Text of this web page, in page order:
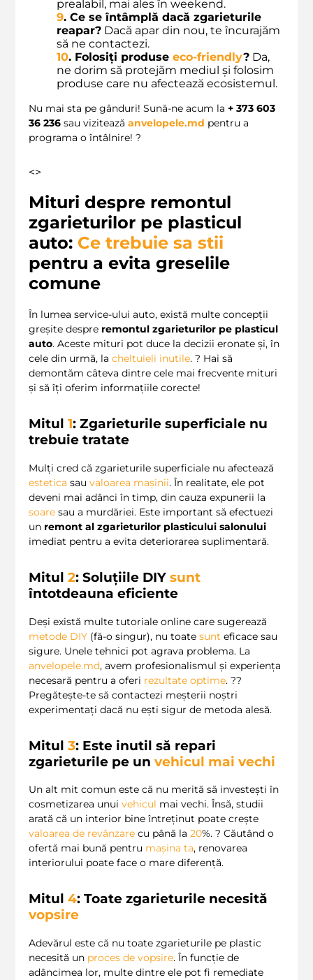
prealabil, mai ales în weekend.
9. Ce se întâmplă dacă zgarieturile
reapar? Dacă apar din nou, te încurajăm
să ne contactezi.
10. Folosiți produse eco-friendly? Da,
ne dorim să protejăm mediul și folosim
produse care nu afectează ecosistemul.
Nu mai sta pe gânduri! Sună-ne acum la + 373 603
36 236 sau vizitează anvelopele.md pentru a
programa o întâlnire! ?
<>
Mituri despre remontul
zgarieturilor pe plasticul
auto: Ce trebuie sa stii
pentru a evita greselile
comune
În lumea service-ului auto, există multe concepții
greșite despre remontul zgarieturilor pe plasticul
auto. Aceste mituri pot duce la decizii eronate și, în
cele din urmă, la cheltuieli inutile. ? Hai să
demontăm câteva dintre cele mai frecvente mituri
și să îți oferim informațiile corecte!
Mitul 1: Zgarieturile superficiale nu
trebuie tratate
Mulți cred că zgarieturile superficiale nu afectează
estetica sau valoarea mașinii. În realitate, ele pot
deveni mai adânci în timp, din cauza expunerii la
soare sau a murdăriei. Este important să efectuezi
un remont al zgarieturilor plasticului salonului
imediat pentru a evita deteriorarea suplimentară.
Mitul 2: Soluțiile DIY sunt
întotdeauna eficiente
Deși există multe tutoriale online care sugerează
metode DIY (fă-o singur), nu toate sunt eficace sau
sigure. Unele tehnici pot agrava problema. La
anvelopele.md, avem profesionalismul și experiența
necesară pentru a oferi rezultate optime. ?‍?
Pregătește-te să contactezi meșterii noștri
experimentați dacă nu ești sigur de metoda alesă.
Mitul 3: Este inutil să repari
zgarieturile pe un vehicul mai vechi
Un alt mit comun este că nu merită să investești în
cosmetizarea unui vehicul mai vechi. Însă, studii
arată că un interior bine întreținut poate crește
valoarea de revânzare cu până la 20%. ?️ Căutând o
ofertă mai bună pentru mașina ta, renovarea
interiorului poate face o mare diferență.
Mitul 4: Toate zgarieturile necesită
vopsire
Adevărul este că nu toate zgarieturile pe plastic
necesită un proces de vopsire. În funcție de
adâncimea lor, multe dintre ele pot fi remediate